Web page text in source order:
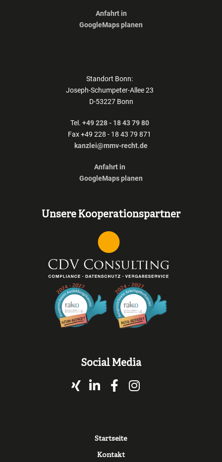
Anfahrt in
GoogleMaps planen
Standort Bonn:
Joseph-Schumpeter-Allee 23
D-53227 Bonn
Tel. +49 228 - 18 43 79 80
Fax +49 228 - 18 43 79 871
kanzlei@mmv-recht.de
Anfahrt in
GoogleMaps planen
Unsere Kooperationspartner
Social Media
Fußzeile
Startseite
Kontakt